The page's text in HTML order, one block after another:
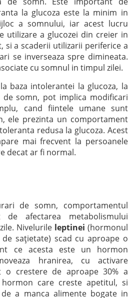
la glucoza este la minim in
a somnului, iar acest lucru
utilizare a glucozei din creier in
a scaderii utilizarii periferice a
se inverseaza spre dimineata.
cu somnul in timpul zilei.
baza intolerantei la glucoza, la
somn, pot implica modificari
cand fiintele umane sunt
ele prezinta un comportament
redusa la glucoza. Acest
mai frecvent la persoanele
decat ar fi normal.
de somn, comportamentul
afectarea metabolismului
Nivelurileleptinei (hormonul
saţietate) scad cu aproape o
ce acesta este un hormon
hranirea, cu activare
o crestere de aproape 30% a
care creste apetitul, si
a manca alimente bogate in